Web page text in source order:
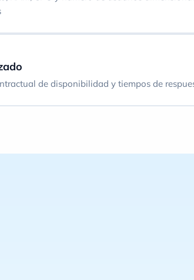
de disponibilidad y tiempos de